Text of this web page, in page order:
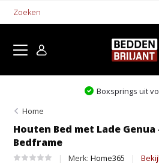
Levertijd 1-5
Home
Houten Bed met Lade
Bedframe
Merk:Home365